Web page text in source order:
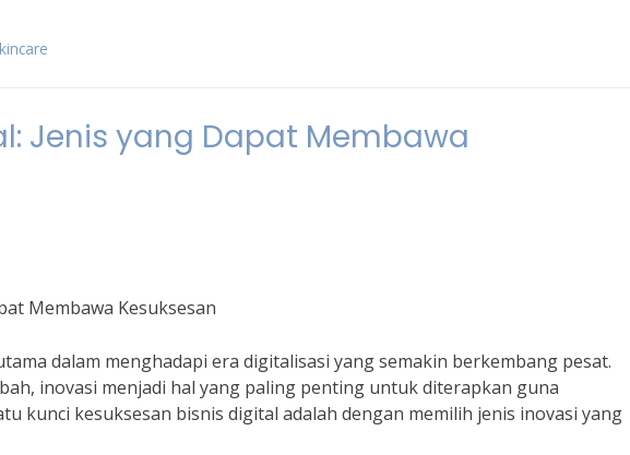
Jenis yang Dapat Membawa
Membawa Kesuksesan
dalam menghadapi era digitalisasi yang semakin berkembang pesat.
inovasi menjadi hal yang paling penting untuk diterapkan guna
kunci kesuksesan bisnis digital adalah dengan memilih jenis inovasi yang